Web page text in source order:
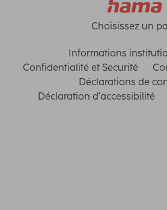
Choisissez un
Informations
Confidentialité et Securité
Déclarations de
Déclaration d'accessibilité